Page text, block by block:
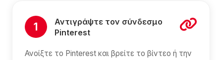
1
Αντιγράψτε τον σύνδεσμο
Pinterest
Ανοίξτε το Pinterest και βρείτε το βίντεο ή την